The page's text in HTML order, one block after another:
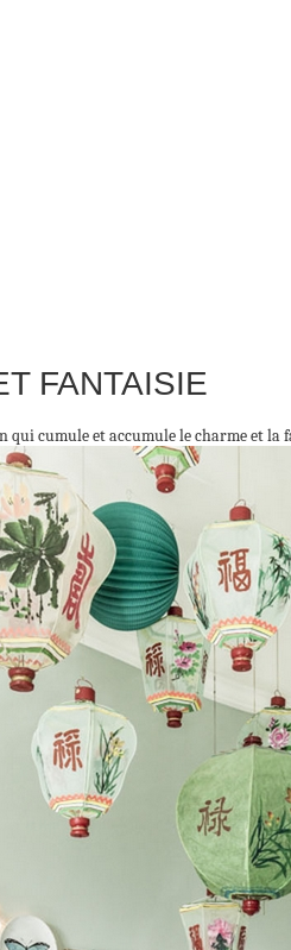
FANTAISIE
qui cumule et accumule le charme et la